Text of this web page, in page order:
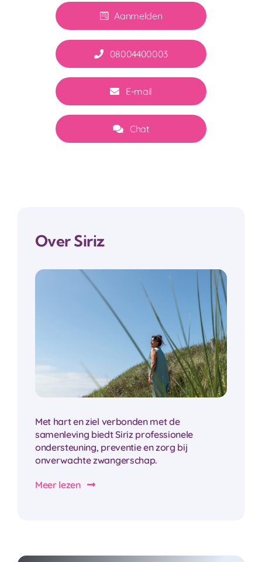
Aanmelden
08004400003
E-mail
Chat
Over Siriz
Met hart en ziel verbonden met de
samenleving biedt Siriz professionele
ondersteuning, preventie en zorg bij
onverwachte zwangerschap.
Meer lezen